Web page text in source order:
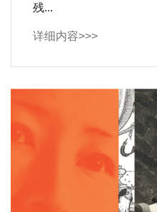
残...
详细内容>>>